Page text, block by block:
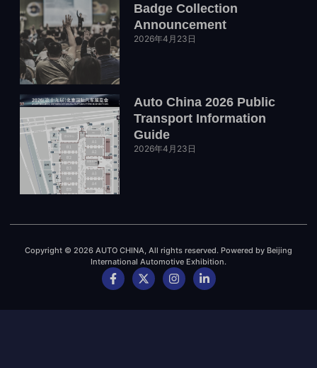
Badge Collection
Announcement
2026年4月23日
Auto China 2026 Public
Transport Information
Guide
2026年4月23日
Copyright © 2026 AUTO CHINA, All rights reserved. Powered by Beijing
International Automotive Exhibition.